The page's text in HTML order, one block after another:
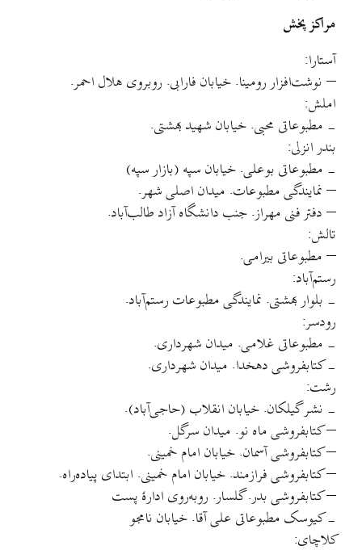
مراکز پخش
آستارا:
– نوشت‌افزار رومینا. خیابان فارابی. روبروی هلال احمر.
املش:
-‌ مطبوعاتی محبی. خیابان شهید بهشتی.
بندر انزلی:
-‌ مطبوعاتی بوعلی. خیابان سپه (بازار سپه)
– نمایندگی مطبوعات. میدان اصلی شهر.
– دفتر فنی مهراز. جنب دانشگاه آزاد طالب‌آباد.
تالش:
– مطبوعاتی بیرامی.
رستم‌آباد:
-‌ بلوار بهشتی. نمایندگی مطبوعات رستم‌آباد.
رودسر:
-‌ مطبوعاتی غلامی. میدان شهرداری.
-‌ کتابفروشی دهخدا. میدان شهرداری.
رشت:
-‌ نشر گیلکان. خیابان انقلاب (حاجی‌آباد).
– کتابفروشی ماه نو. میدان سرگل.
– کتابفروشی آسمان. خیابان امام خمینی.
– کتابفروشی فرازمند. خیابان امام خمینی. ابتدای پیاده‌راه.
– کتابفروشی بدر. گلسار. روبه‌روی ادارۀ پست
-‌ کیوسک مطبوعاتی علی آقا. خیابان نامجو
کلاچای: